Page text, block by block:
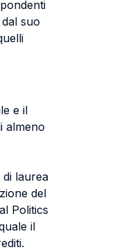
suo
e il
almeno
laurea
del
Politics
il